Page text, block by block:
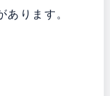
あります。